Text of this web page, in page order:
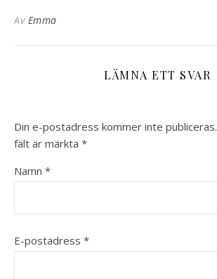
Av Emma
LÄMNA ETT SVAR
Din e-postadress kommer inte publiceras.
fält är märkta *
Namn *
E-postadress *